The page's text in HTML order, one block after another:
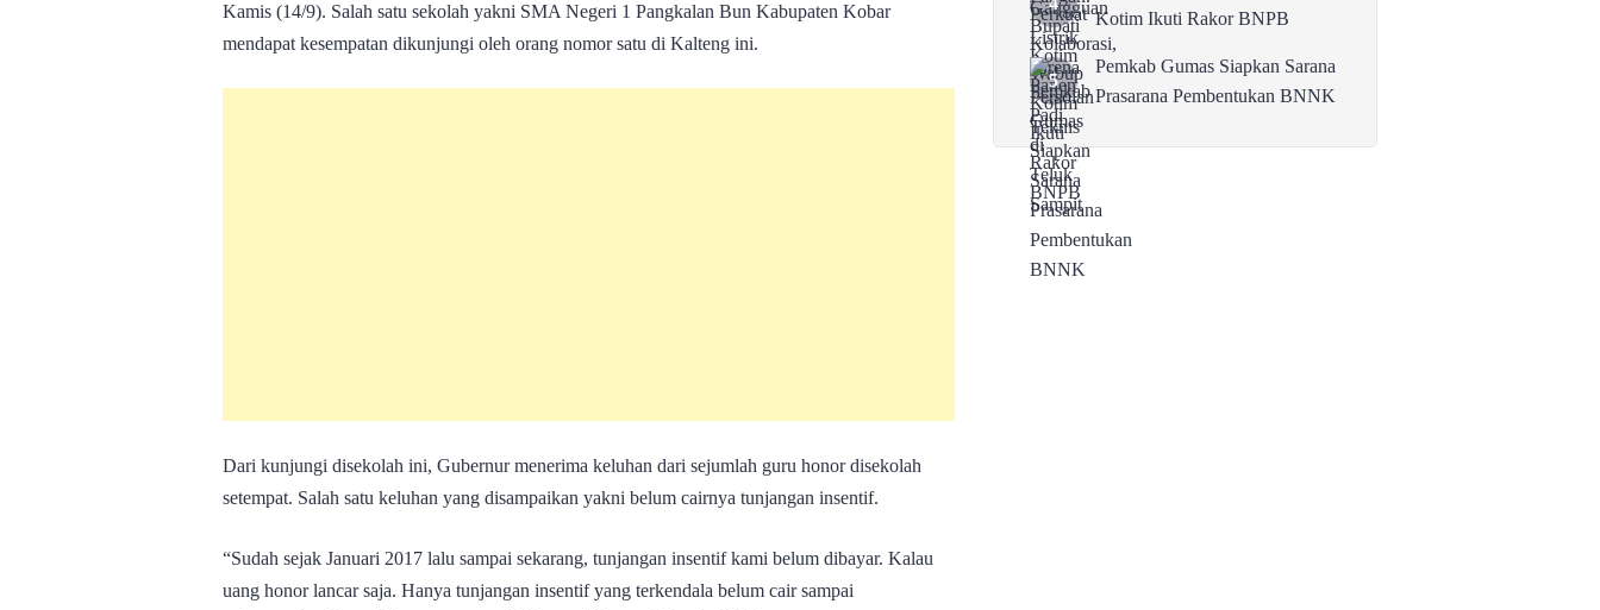
Kamis (14/9). Salah satu sekolah yakni SMA Negeri 1 Pangkalan Bun Kabupaten Kobar
mendapat kesempatan dikunjungi oleh orang nomor satu di Kalteng ini.
Dari kunjungi disekolah ini, Gubernur menerima keluhan dari sejumlah guru honor disekolah
setempat. Salah satu keluhan yang disampaikan yakni belum cairnya tunjangan insentif.
“Sudah sejak Januari 2017 lalu sampai sekarang, tunjangan insentif kami belum dibayar. Kalau
uang honor lancar saja. Hanya tunjangan insentif yang terkendala belum cair sampai
Kotim Ikuti Rakor BNPB
Pemkab Gumas Siapkan Sarana
Prasarana Pembentukan BNNK